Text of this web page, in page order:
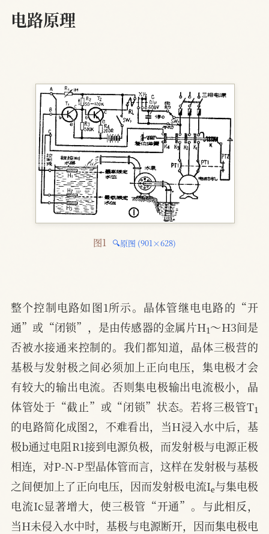
电路原理
图1 🔍原图 (901×628)
整个控制电路如图1所示。晶体管继电电路的“开
通”或“闭锁”，是由传感器的金属片H1～H3间是
否被水接通来控制的。我们都知道，晶体三极营的
基极与发射极之间必须加上正向电压，集电极才会
有较大的输出电流。否则集电极输出电流极小，晶
体管处于“截止”或“闭锁”状态。若将三极管T1
的电路简化成图2，不难看出，当H浸入水中后，基
极b通过电阻R1接到电源负极，而发射极与电源正极
相连，对P-N-P型晶体管而言，这样在发射极与基极
之间便加上了正向电压，因而发射极电流Ie与集电极
电流Ic显著增大，使三极管“开通”。与此相反，
当H未侵入水中时，基极与电源断开，因而集电极电